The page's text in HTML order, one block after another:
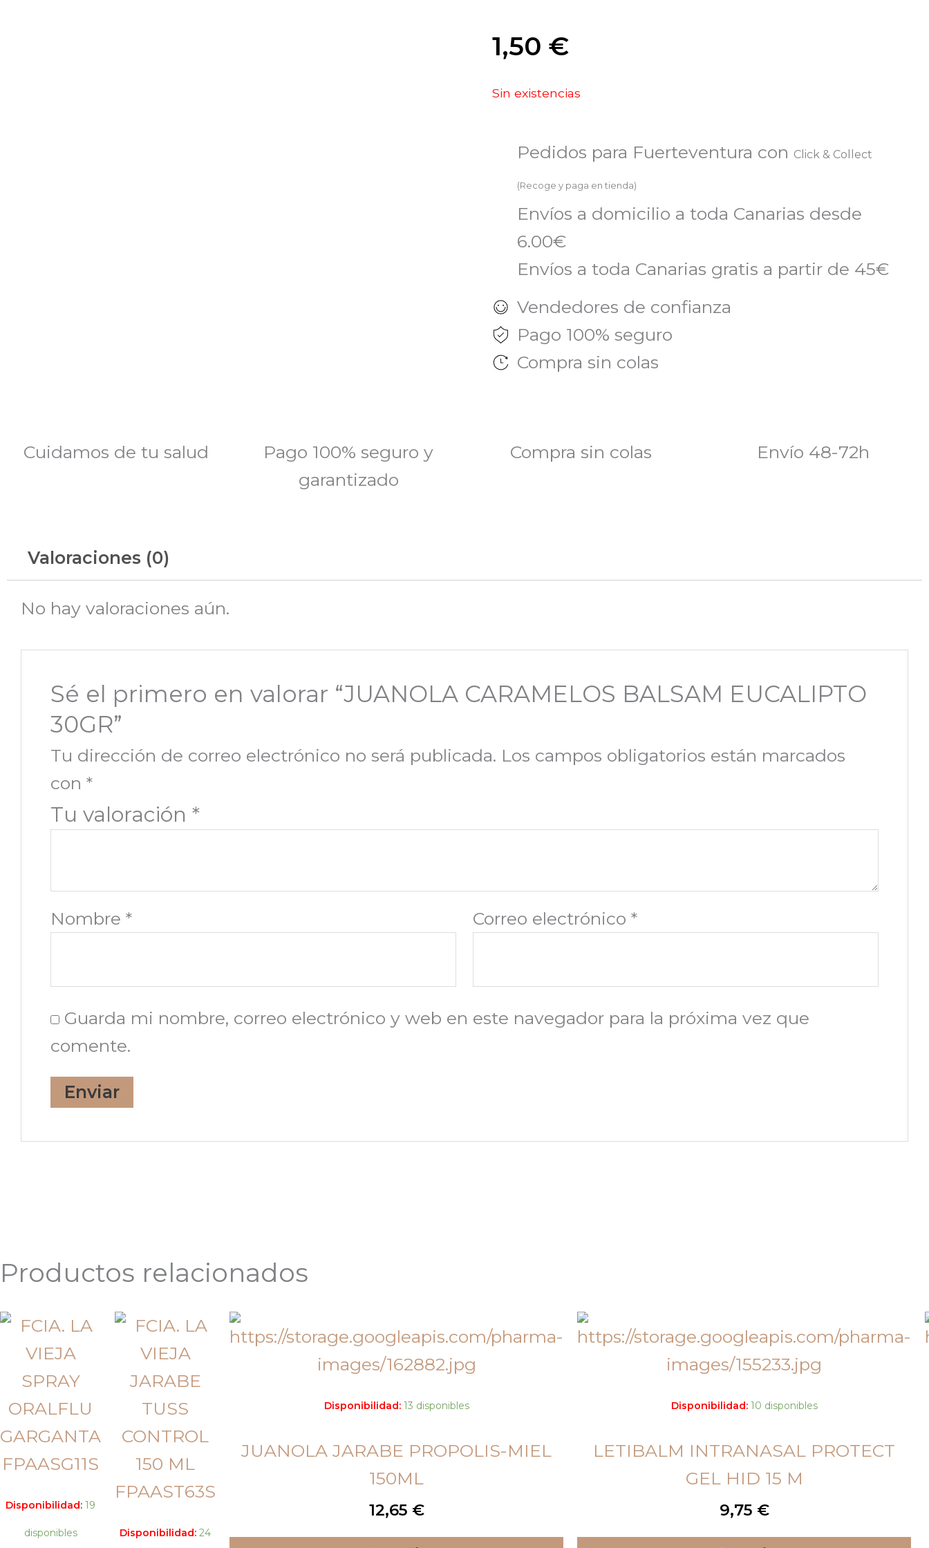
1,50 €
Sin existencias
Pedidos para Fuerteventura con Click & Collect
(Recoge y paga en tienda)
Envíos a domicilio a toda Canarias desde
6.00€
Envíos a toda Canarias gratis a partir de 45€
Vendedores de confianza
Pago 100% seguro
Compra sin colas
Cuidamos de tu salud
Pago 100% seguro y
garantizado
Compra sin colas Envío 48-72h
Valoraciones (0)
No hay valoraciones aún.
Sé el primero en valorar “JUANOLA CARAMELOS BALSAM EUCALIPTO
30GR”
Tu dirección de correo electrónico no será publicada. Los campos obligatorios están marcados
con *
Tu valoración *
Nombre * Correo electrónico *
Guarda mi nombre, correo electrónico y web en este navegador para la próxima vez que
comente.
Productos relacionados
Disponibilidad: 19
disponibles Disponibilidad: 24
Disponibilidad: 13 disponibles
JUANOLA JARABE PROPOLIS-MIEL
150ML
12,65 €
Disponibilidad: 10 disponibles
LETIBALM INTRANASAL PROTECT
GEL HID 15 M
9,75 €